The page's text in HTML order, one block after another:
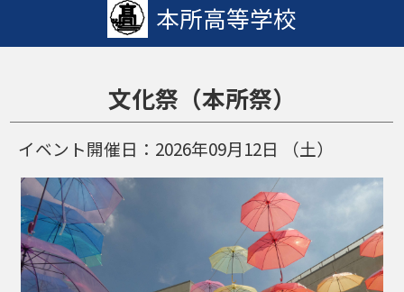
本所高等学校
文化祭（本所祭）
イベント開催日： 2026年09月12日 （土）